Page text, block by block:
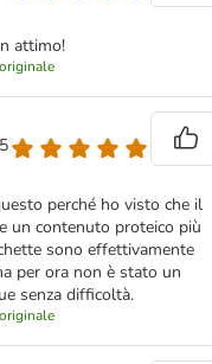
attimo!
perché ho visto che il
un contenuto proteico più
sono effettivamente
per ora non è stato un
senza difficoltà.